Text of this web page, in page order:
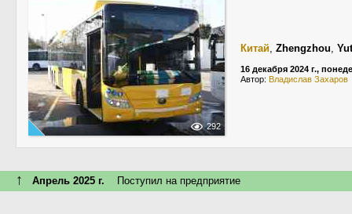
292
Китай, Zhengzhou,
16 декабря 2024 г.,
Автор: Владислав Захаров
↑ Апрель 2025 г. Поступил на предприятие